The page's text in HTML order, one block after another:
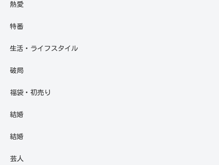
熱愛
特番
生活・ライフスタイル
破局
福袋・初売り
結婚
結婚
芸人